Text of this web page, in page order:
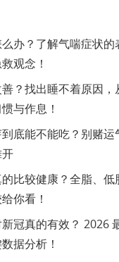
办？了解气喘症状的
观念！
？找出睡不着原因，
与作息！
底能不能吃？别赌运
比较健康？全脂、低
你看！
冠真的有效？ 2026
据分析！